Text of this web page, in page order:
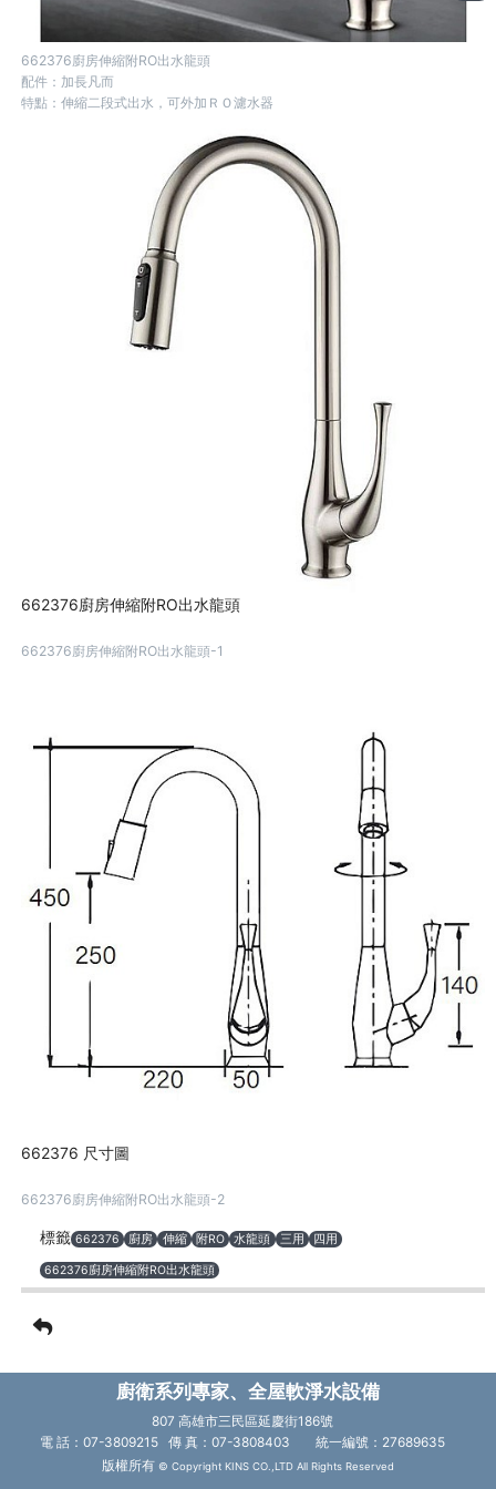
662376廚房伸縮附RO出水龍頭
配件：加長凡而
特點：伸縮二段式出水，可外加ＲＯ濾水器
662376廚房伸縮附RO出水龍頭
662376廚房伸縮附RO出水龍頭-1
662376 尺寸圖
662376廚房伸縮附RO出水龍頭-2
標籤 662376 廚房 伸縮 附RO 水龍頭 三用 四用
662376廚房伸縮附RO出水龍頭
廚衛系列專家、全屋軟淨水設備
807 高雄市三民區延慶街186號
電 話：07-3809215 傳 真：07-3808403
統一編號：27689635
版權所有 © Copyright KINS CO.,LTD All Rights Reserved